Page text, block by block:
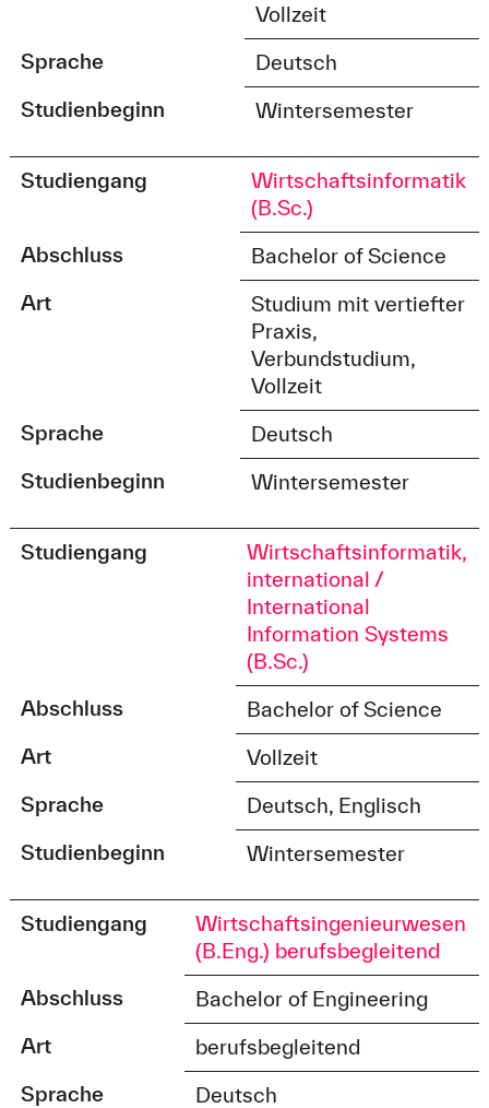
Vollzeit
Sprache
Deutsch
Studienbeginn
Wintersemester
Studiengang
Wirtschaftsinformatik
(B.Sc.)
Abschluss
Bachelor of Science
Art
Studium mit vertiefter
Praxis,
Verbundstudium,
Vollzeit
Sprache
Deutsch
Studienbeginn
Wintersemester
Studiengang
Wirtschaftsinformatik,
international /
International
Information Systems
(B.Sc.)
Abschluss
Bachelor of Science
Art
Vollzeit
Sprache
Deutsch, Englisch
Studienbeginn
Wintersemester
Studiengang
Wirtschaftsingenieurwesen
(B.Eng.) berufsbegleitend
Abschluss
Bachelor of Engineering
Art
berufsbegleitend
Sprache
Deutsch